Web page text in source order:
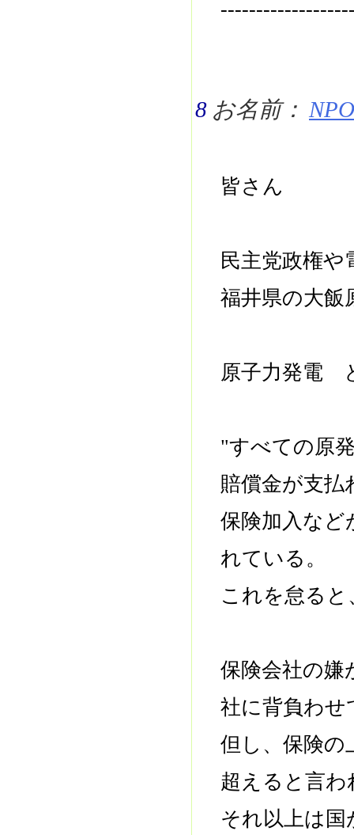
8 お名前：
皆さん
民主党政権
福井県の大飯
原子力発電
"すべての原
賠償金が支払
保険加入など
れている。
これを怠る
保険会社の
社に背負わせ
但し、保険
超えると言わ
それ以上は国